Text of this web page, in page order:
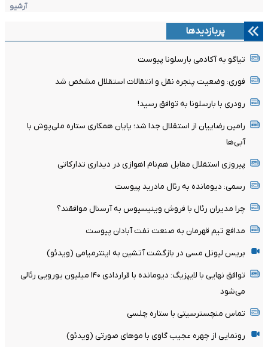
آرشیو
پربازدیدها
تیاگو به آکادمی بارسلونا پیوست
فوری: وضعیت پنجره نقل و انتقالات استقلال مشخص شد
رودری با بارسلونا به توافق رسید!
رامین رضاییان از استقلال جدا شد؛ پایان همکاری ستاره ملی‌پوش با
آبی‌ها
پیروزی استقلال مقابل هم‌نام اهوازی در دیداری تدارکاتی
رسمی: دیومانده به رئال مادرید پیوست
چرا مدیران رئال با فروش وینیسیوس به آرسنال موافقند؟
مدافع تیم قهرمان به صنعت نفت آبادان پیوست
بریس لیونل مسی در بازگشت آتشین به اینترمیامی (ویدئو)
توافق نهایی با لایپزیگ: دیومانده با قراردادی ۱۴۰ میلیون یورویی رئالی
می‌شود
تماس منچسترسیتی با ستاره چلسی
رونمایی از چهره عجیب گاوی با موهای صورتی (ویدئو)